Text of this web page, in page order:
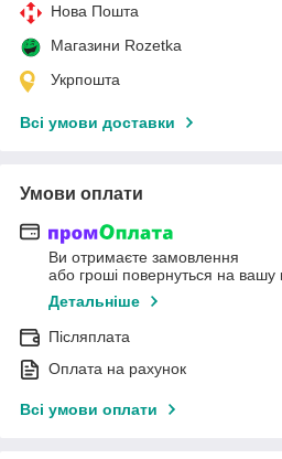
Нова Пошта
Магазини Rozetka
Укрпошта
Всі умови доставки
Умови оплати
Ви отримаєте замовлення
або гроші повернуться на вашу
Детальніше
Післяплата
Оплата на рахунок
Всі умови оплати